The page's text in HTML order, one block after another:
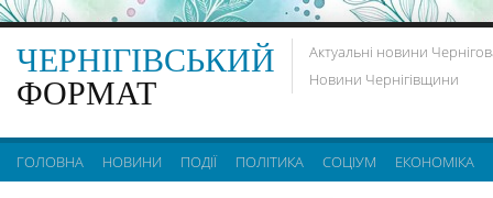
ЧЕРНІГІВСЬКИЙ
ФОРМАТ
Актуальні новини
Новини Чернігівщини
ГОЛОВНА НОВИНИ ПОДІЇ ПОЛІТИКА СОЦІУМ ЕКОНОМІКА